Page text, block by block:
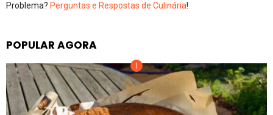
Problema? Perguntas e Respostas de Culinária!
POPULAR AGORA